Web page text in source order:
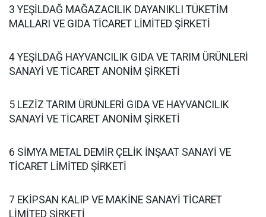
3 YEŞİLDAĞ MAĞAZACILIK DAYANIKLI TÜKETİM
MALLARI VE GIDA TİCARET LİMİTED ŞİRKETİ
4 YEŞİLDAĞ HAYVANCILIK GIDA VE TARIM ÜRÜNLERİ
SANAYİ VE TİCARET ANONİM ŞİRKETİ
5 LEZİZ TARIM ÜRÜNLERİ GIDA VE HAYVANCILIK
SANAYİ VE TİCARET ANONİM ŞİRKETİ
6 SİMYA METAL DEMİR ÇELİK İNŞAAT SANAYİ VE
TİCARET LİMİTED ŞİRKETİ
7 EKİPSAN KALIP VE MAKİNE SANAYİ TİCARET
LİMİTED ŞİRKETİ